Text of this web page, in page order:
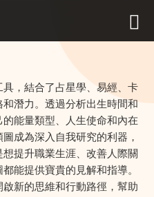
，結合了占星學、易經、卡
潛力。透過分析出生時間和
能量類型、人生使命和內在
成為深入自我研究的利器，
提升職業生涯、改善人際關
能提供寶貴的見解和指導。
新的思維和行動路徑，幫助